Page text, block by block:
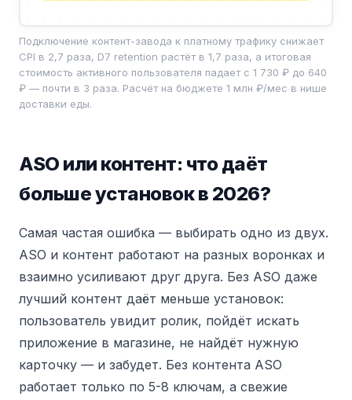
Подключение контент-завода к платному трафику снижает
CPI в 2,7 раза, D7 retention растёт в 1,7 раза, а итоговая
стоимость активного пользователя падает с 1 730 ₽ до 640
₽ — почти в 3 раза. Расчёт на бюджете 1 млн ₽/мес в нише
доставки еды.
ASO или контент: что даёт
больше установок в 2026?
Самая частая ошибка — выбирать одно из двух.
ASO и контент работают на разных воронках и
взаимно усиливают друг друга. Без ASO даже
лучший контент даёт меньше установок:
пользователь увидит ролик, пойдёт искать
приложение в магазине, не найдёт нужную
карточку — и забудет. Без контента ASO
работает только по 5-8 ключам, а свежие